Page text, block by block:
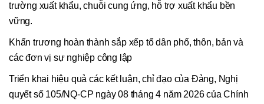
trường xuất khẩu, chuỗi cung ứng, hỗ trợ xuất khẩu bền
vững.
Khẩn trương hoàn thành sắp xếp tổ dân phố, thôn, bản và
các đơn vị sự nghiệp công lập
Triển khai hiệu quả các kết luận, chỉ đạo của Đảng, Nghị
quyết số 105/NQ-CP ngày 08 tháng 4 năm 2026 của Chính